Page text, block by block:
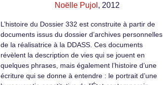
Noëlle Pujol , 2012
L’histoire du Dossier 332 est construite à partir de
documents issus du dossier d’archives personnelles
de la réalisatrice à la DDASS. Ces documents
révèlent la description de vies qui se jouent en
quelques phrases, mais également l’histoire d’une
écriture qui se donne à entendre : le portrait d’une